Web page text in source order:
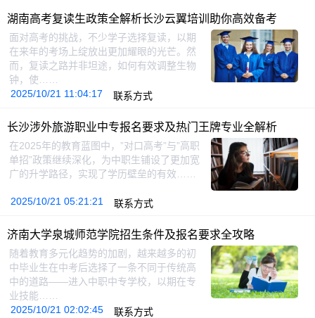
湖南高考复读生政策全解析长沙云翼培训助你高效备考
面对高考的挑战，不少学子选择复读，以期
在来年的考场上绽放出更加耀眼的光芒。然
而，复读之路并非坦途，如何有效调整生物
钟，使……
2025/10/21 11:04:17
联系方式
长沙涉外旅游职业中专报名要求及热门王牌专业全解析
在2025年的教育蓝图中，”对口高考”与”高职
单招”政策继续深化，为中职生铺设了更加宽
广的升学路径，实现了学历壁垒的有效……
2025/10/21 05:21:21 联系方式
济南大学泉城师范学院招生条件及报名要求全攻略
随着教育多元化趋势的加剧，越来越多的初
中毕业生在中考后选择了一条不同于传统高
中的道路——进入中职中专学校，以期在专
业技能……
2025/10/21 02:02:45
联系方式